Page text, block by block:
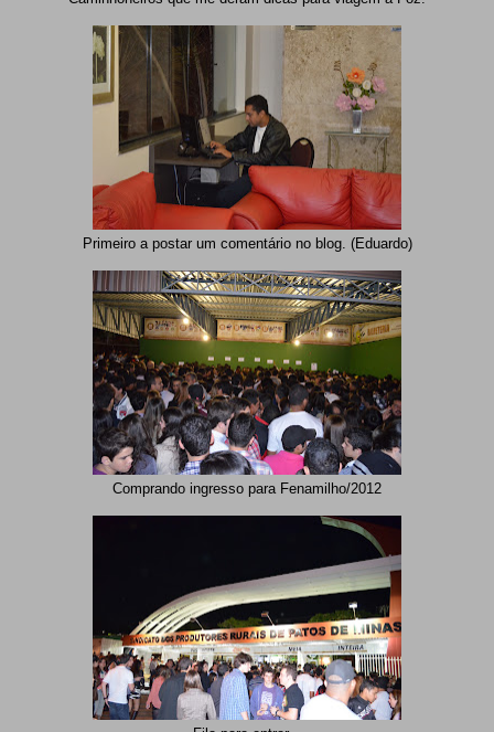
Primeiro a postar um comentário no blog. (Eduardo)
Comprando ingresso para Fenamilho/2012